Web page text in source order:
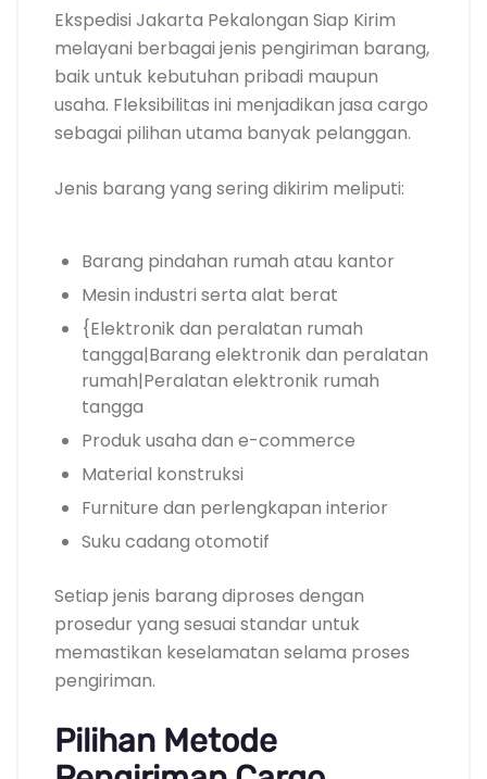
Ekspedisi Jakarta Pekalongan Siap Kirim
melayani berbagai jenis pengiriman barang,
baik untuk kebutuhan pribadi maupun
usaha. Fleksibilitas ini menjadikan jasa cargo
sebagai pilihan utama banyak pelanggan.
Jenis barang yang sering dikirim meliputi:
Barang pindahan rumah atau kantor
Mesin industri serta alat berat
{Elektronik dan peralatan rumah
tangga|Barang elektronik dan peralatan
rumah|Peralatan elektronik rumah
tangga
Produk usaha dan e-commerce
Material konstruksi
Furniture dan perlengkapan interior
Suku cadang otomotif
Setiap jenis barang diproses dengan
prosedur yang sesuai standar untuk
memastikan keselamatan selama proses
pengiriman.
Pilihan Metode